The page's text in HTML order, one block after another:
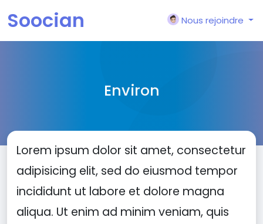
Soocian Nous rejoindre
Environ
Lorem ipsum dolor sit amet, consectetur
adipisicing elit, sed do eiusmod tempor
incididunt ut labore et dolore magna
aliqua. Ut enim ad minim veniam, quis